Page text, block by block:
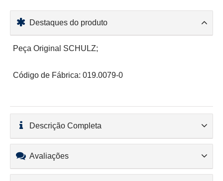
Destaques do produto
Peça Original SCHULZ;
Código de Fábrica: 019.0079-0
Descrição Completa
Avaliações